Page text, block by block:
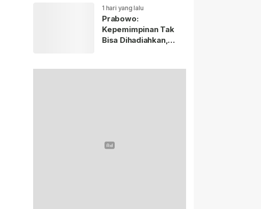
1 hari yang lalu
Prabowo:
Kepemimpinan Tak
Bisa Dihadiahkan,